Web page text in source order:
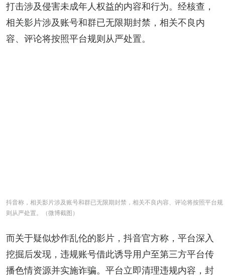
打击涉及侵害未成年人权益的内容和行为。经核查，
相关影片涉及账号和群已无限期封禁，相关不良内
容、评论将按照平台规则从严处置。
抖音称，相关影片涉及账号和群已无限期封禁，相关不良内容、评论将按照平台规
则从严处置。（微博截图）
而关于疑似炒作乱伦的影片，抖音官方称，平台深入
挖掘后发现，违规账号借此诱导用户至第三方平台传
播色情资源并实施诈骗。平台立即清理违规内容，封